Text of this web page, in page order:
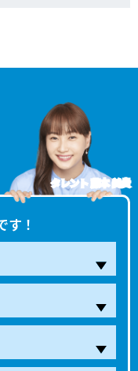
す！
タレント 藤本 美貴